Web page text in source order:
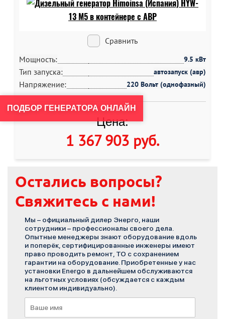
Сравнить
Мощность:
9.5 кВт
Тип запуска: автозапуск (авр)
Напряжение: 220 Вольт (однофазный)
Цена:
1 367 903 руб.
Остались вопросы?
Свяжитесь с нами!
Мы – официальный дилер Энерго, наши
сотрудники – профессионалы своего дела.
Опытные менеджеры знают оборудование вдоль
и поперёк, сертифицированные инженеры имеют
право проводить ремонт, ТО с сохранением
гарантии на оборудование. Приобретенные у нас
установки Energo в дальнейшем обслуживаются
на льготных условиях (обсуждается с каждым
клиентом индивидуально).
ПОДБОР ГЕНЕРАТОРА ОНЛАЙН